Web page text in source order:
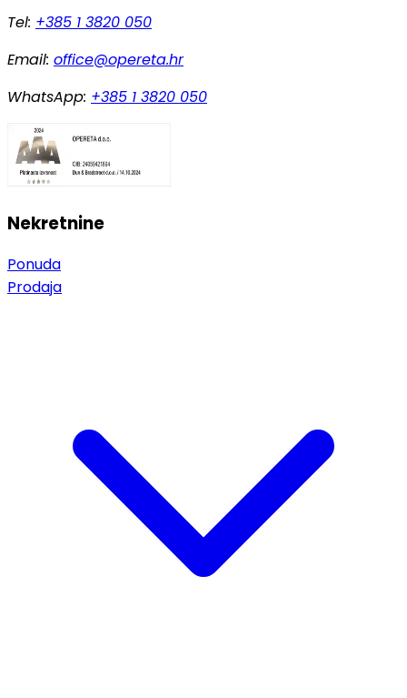
Tel: +385 1 3820 050
Email: office@opereta.hr
WhatsApp: +385 1 3820 050
Nekretnine
Ponuda
Prodaja